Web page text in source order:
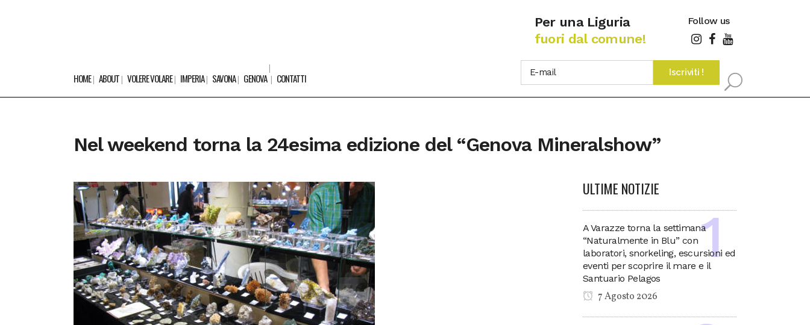
Per una Liguria
fuori dal comune!
Follow us
HOME ABOUT VOLERE VOLARE IMPERIA SAVONA GENOVA CONTATTI
Nel weekend torna la 24esima edizione del “Genova Mineralshow”
ULTIME NOTIZIE
A Varazze torna la settimana
“Naturalmente in Blu” con
laboratori, snorkeling, escursioni ed
eventi per scoprire il mare e il
Santuario Pelagos
7 Agosto 2026